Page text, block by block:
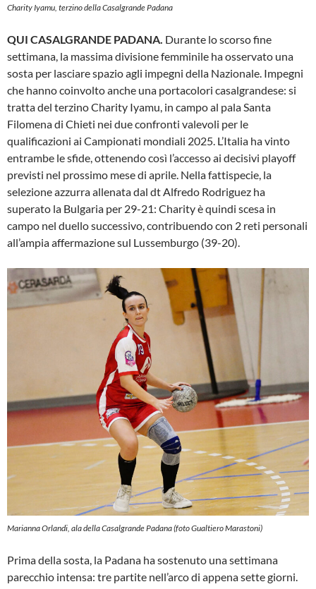
Charity Iyamu, terzino della Casalgrande Padana
QUI CASALGRANDE PADANA. Durante lo scorso fine
settimana, la massima divisione femminile ha osservato una
sosta per lasciare spazio agli impegni della Nazionale. Impegni
che hanno coinvolto anche una portacolori casalgrandese: si
tratta del terzino Charity Iyamu, in campo al pala Santa
Filomena di Chieti nei due confronti valevoli per le
qualificazioni ai Campionati mondiali 2025. L’Italia ha vinto
entrambe le sfide, ottenendo così l’accesso ai decisivi playoff
previsti nel prossimo mese di aprile. Nella fattispecie, la
selezione azzurra allenata dal dt Alfredo Rodriguez ha
superato la Bulgaria per 29-21: Charity è quindi scesa in
campo nel duello successivo, contribuendo con 2 reti personali
all’ampia affermazione sul Lussemburgo (39-20).
Marianna Orlandi, ala della Casalgrande Padana (foto Gualtiero Marastoni)
Prima della sosta, la Padana ha sostenuto una settimana
parecchio intensa: tre partite nell’arco di appena sette giorni.